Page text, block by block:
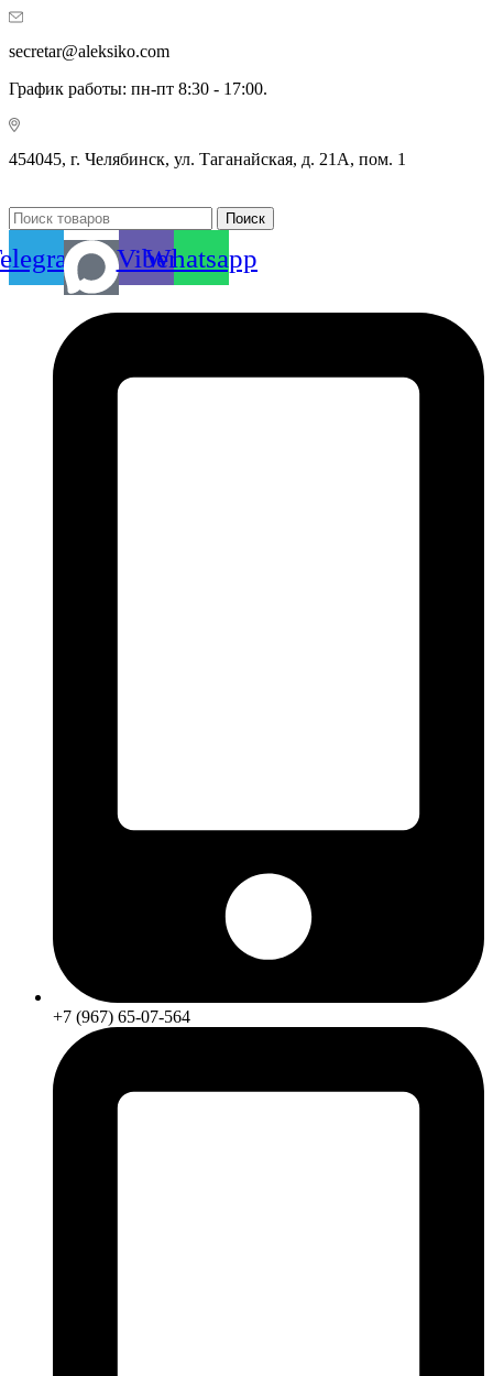
secretar@aleksiko.com
График работы: пн-пт 8:30 - 17:00.
454045, г. Челябинск, ул. Таганайская, д. 21А, пом. 1
Поиск
ViberWhatsapp
+7 (967) 65-07-564